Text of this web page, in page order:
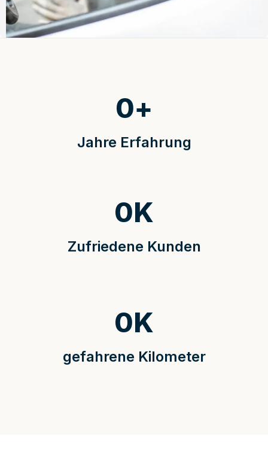
Jahre Erfahrung
0+
Zufriedene Kunden
0K
gefahrene Kilometer
0K